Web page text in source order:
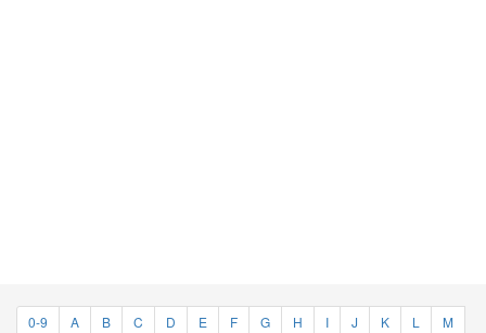
0-9 A B C D E F G H I J K L
M